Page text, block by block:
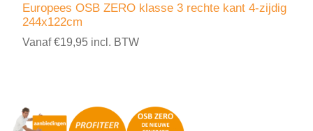
Europees OSB ZERO klasse 3 rechte kant 4-zijdig
244x122cm
Vanaf €19,95 incl. BTW